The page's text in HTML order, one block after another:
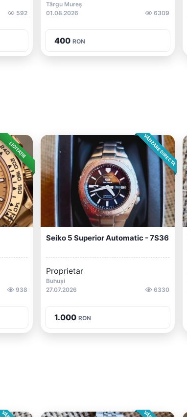
592
Târgu Mureș
01.08.2026
6309
400 RON
LICITAȚIE
938
VÂNZARE DIRECTA
Seiko 5 Superior Automatic - 7S36
Proprietar
Buhuși
27.07.2026
6330
1.000 RON